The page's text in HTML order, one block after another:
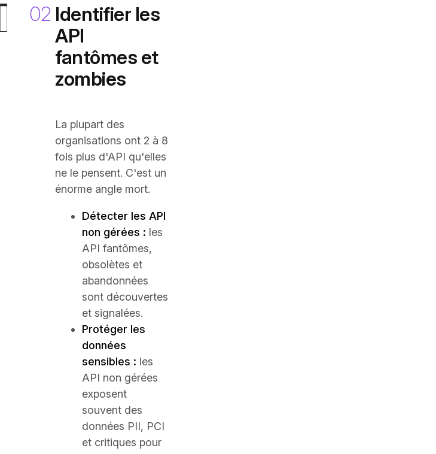
02 Identifier les
API
fantômes et
zombies
La plupart des
organisations ont 2 à 8
fois plus d'API qu'elles
ne le pensent. C'est un
énorme angle mort.
Détecter les API
non gérées : les
API fantômes,
obsolètes et
abandonnées
sont découvertes
et signalées.
Protéger les
données
sensibles : les
API non gérées
exposent
souvent des
données PII, PCI
et critiques pour